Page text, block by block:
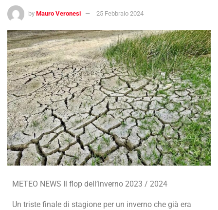
by Mauro Veronesi 25 Febbraio 2024
METEO NEWS Il flop dell’inverno 2023 / 2024
Un triste finale di stagione per un inverno che già era